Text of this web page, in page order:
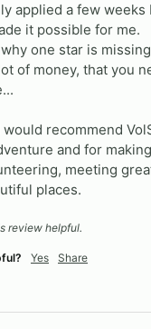
applied a few weeks
it possible for me.
one star is
of money, that you
recommend
and for
meeting
places.
review helpful.
Yes Share